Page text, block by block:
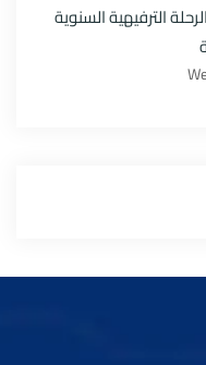
الترفيهية السنوية